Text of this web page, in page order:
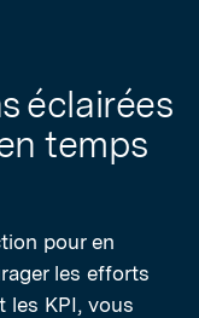
éclairées
temps
pour en
les efforts
les KPI, vous